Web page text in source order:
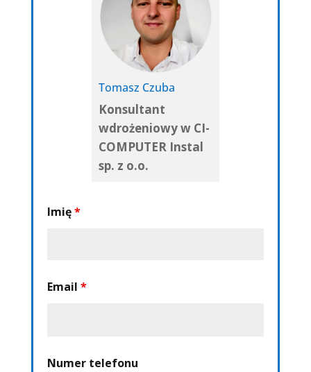
Tomasz Czuba
Konsultant
wdrożeniowy w CI-
COMPUTER Instal
sp. z o.o.
Imię*
Email *
Numer telefonu